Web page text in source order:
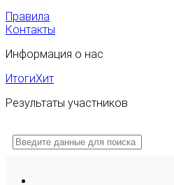
Правила
Контакты
Информация о нас
ИтогиХит
Результаты участников